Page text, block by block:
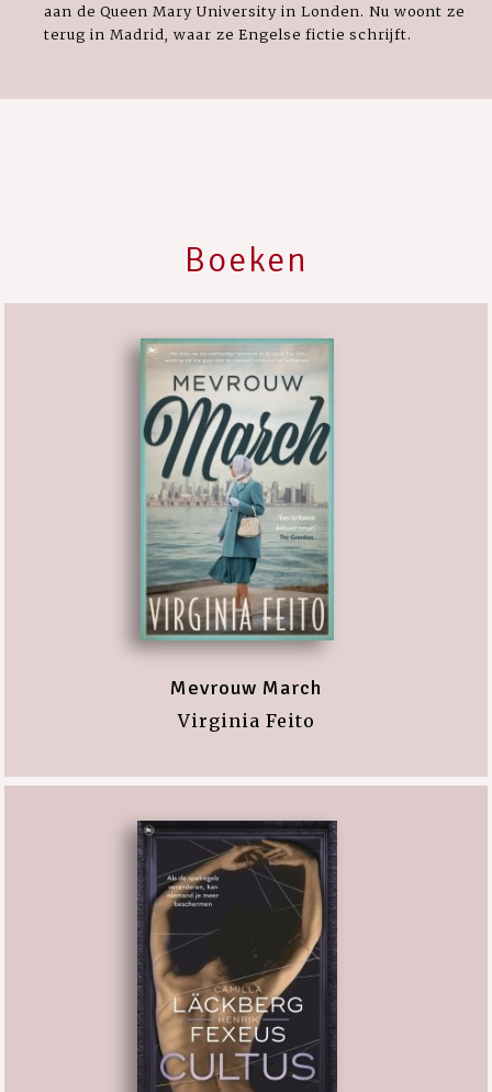
aan de Queen Mary University in Londen. Nu woont ze
terug in Madrid, waar ze Engelse fictie schrijft.
Boeken
Mevrouw March
Virginia Feito